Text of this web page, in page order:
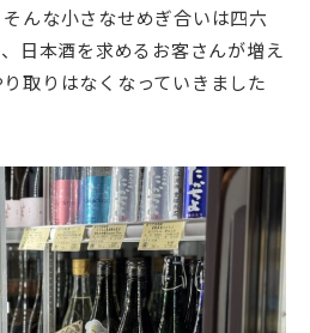
んな小さなせめぎ合いは四六
日本酒を求めるお客さんが増え
取りはなくなっていきました